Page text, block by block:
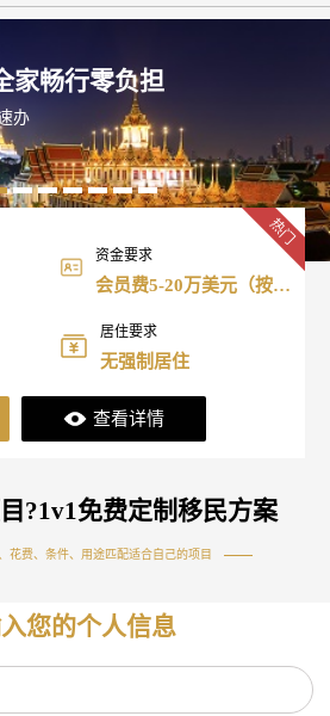
家畅行零负担
办
热门
资金要求
会员费5-20万美元（按年
居住要求
无强制居住
查看详情
?1v1免费定制移民方案
花费、条件、用途匹配适合自己的项目
您的个人信息